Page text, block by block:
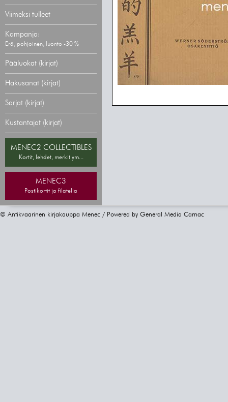
Viimeksi tulleet
Kampanja:
Erä, pohjoinen, luonto -30 %
Pääluokat (kirjat)
Hakusanat (kirjat)
Sarjat (kirjat)
Kustantajat (kirjat)
MENEC2 COLLECTIBLES
Kortit, lehdet, merkit ym...
MENEC3
Postikortit ja filatelia
© Antikvaarinen kirjakauppa Menec / Powered by General Media Carnac